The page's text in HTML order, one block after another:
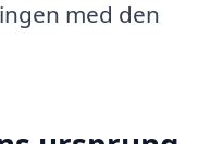
med den